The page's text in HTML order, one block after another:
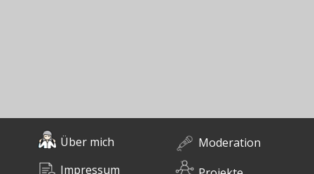
Moderation
Über mich
Impressum